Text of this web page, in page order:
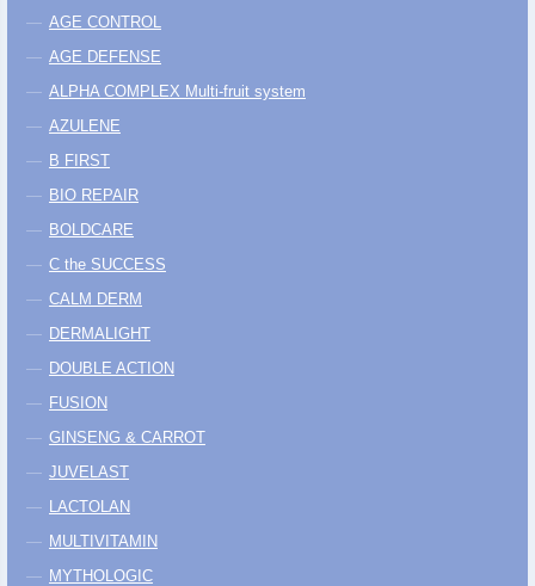
AGE CONTROL
AGE DEFENSE
ALPHA COMPLEX Multi-fruit system
AZULENE
B FIRST
BIO REPAIR
BOLDCARE
C the SUCCESS
CALM DERM
DERMALIGHT
DOUBLE ACTION
FUSION
GINSENG & CARROT
JUVELAST
LACTOLAN
MULTIVITAMIN
MYTHOLOGIC